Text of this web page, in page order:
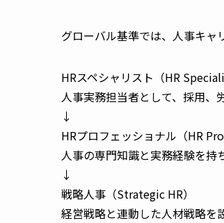
グローバル基準では、人事キャ
HRスペシャリスト（HR
人事実務担当者として、採用、
↓
HRプロフェッショナル（HR
人事の専門知識と実務経験を持
↓
戦略人事（Strategic HR）
経営戦略と連動した人材戦略を